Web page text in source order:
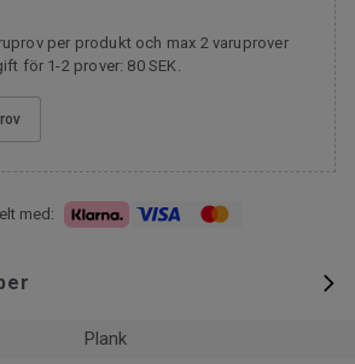
per produkt och max 2 varuprover
för 1-2 prover: 80 SEK.
med:
Plank